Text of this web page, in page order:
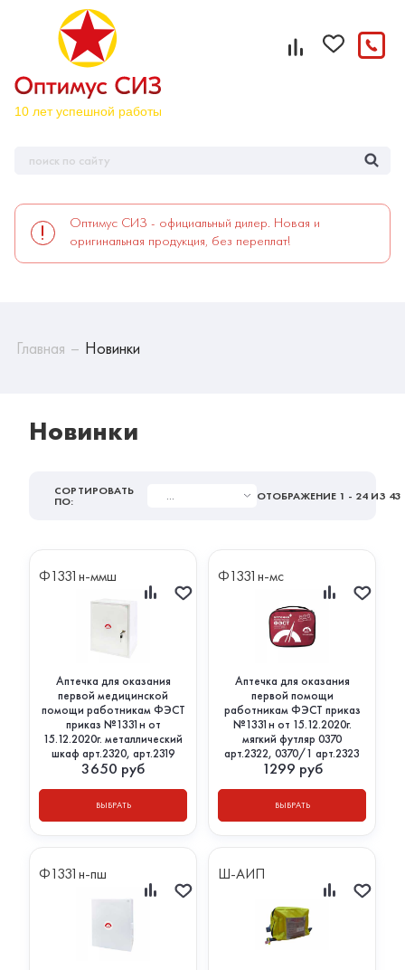
Оптимус СИЗ - официальный дилер. Новая и
оригинальная продукция, без переплат!
Главная Новинки
Новинки
СОРТИРОВАТЬ
ПО: ... ОТОБРАЖЕНИЕ 1 - 24 ИЗ 43
Ф1331н-ммш
Аптечка для оказания
первой медицинской
помощи работникам ФЭСТ
приказ №1331н от
15.12.2020г. металлический
шкаф арт.2320, арт.2319
3650 руб
ВЫБРАТЬ
Ф1331н-мс
Аптечка для оказания
первой помощи
работникам ФЭСТ приказ
№1331н от 15.12.2020г.
мягкий футляр 0370
арт.2322, 0370/1 арт.2323
1299 руб
ВЫБРАТЬ
Ф1331н-пш Ш-АИП